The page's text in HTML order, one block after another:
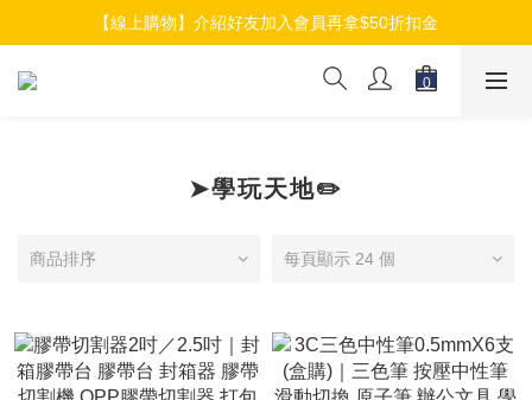
【線上購物】加入會員就送$100元購物金
【線上購物】介紹好友加入會員再拿$50折扣金
【線上購物】加入會員就送$100元購物金
➤學玩天地✏️
商品排序 每頁顯示 24 個